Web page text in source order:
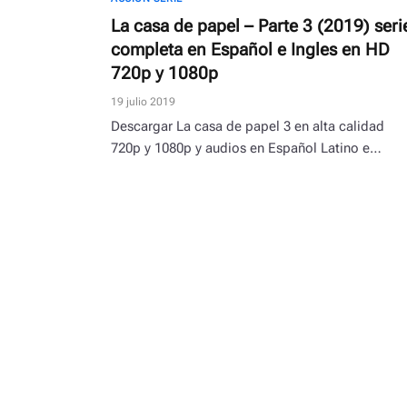
La casa de papel – Parte 3 (2019)
completa en Español e Ingles en HD
720p y 1080p
19 julio 2019
Descargar La casa de papel 3 en alta calidad
720p y 1080p y audios en Español Latino e…